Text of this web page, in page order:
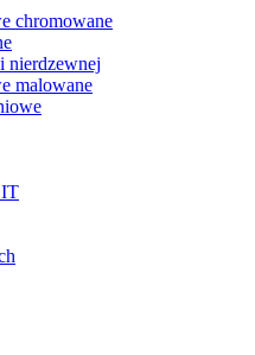
chromowane
nierdzewnej
malowane